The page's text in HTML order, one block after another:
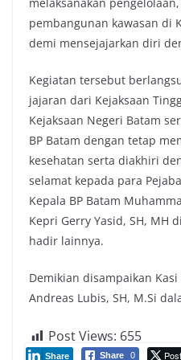
pembangunan kawasan di
demi mensejajarkan diri
Kegiatan tersebut
jajaran dari Kejaksaan
Kejaksaan Negeri Batam
BP Batam dengan tetap
kesehatan serta diakhiri
selamat kepada para
Kepala BP Batam
Kepri Gerry Yasid, SH, MH
hadir lainnya.
Demikian disampaikan
Andreas Lubis, SH, M.Si
Post Views: 655
Share 0
Share